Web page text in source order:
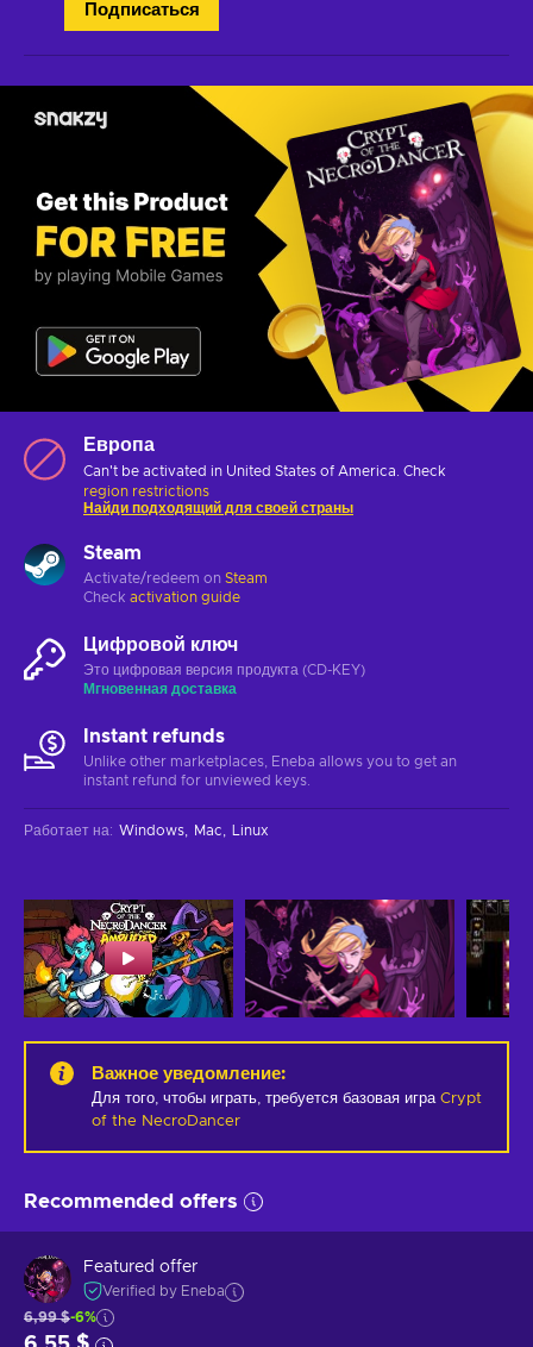
Подписаться
Европа
Can't be activated in United States of America. Check
region restrictions
Найди подходящий для своей страны
Steam
Activate/redeem on Steam
Check activation guide
Цифровой ключ
Это цифровая версия продукта (CD-KEY)
Мгновенная доставка
Instant refunds
Unlike other marketplaces, Eneba allows you to get an
instant refund for unviewed keys.
Работает на: Windows Mac Linux
Важное уведомление:
Для того, чтобы играть, требуется базовая игра Crypt
of the NecroDancer
Recommended offers
Featured offer
Verified by Eneba
6,99 $-6%